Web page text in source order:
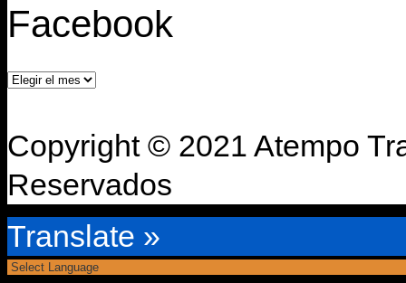
Facebook
Facebook
Copyright © 2021 Atempo
Reservados
Translate »